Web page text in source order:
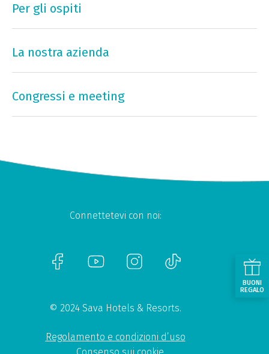
Per gli ospiti
La nostra azienda
Congressi e meeting
Connettetevi con noi:
© 2024 Sava Hotels & Resorts.
Regolamento e condizioni d’uso
BUONI
REGALO